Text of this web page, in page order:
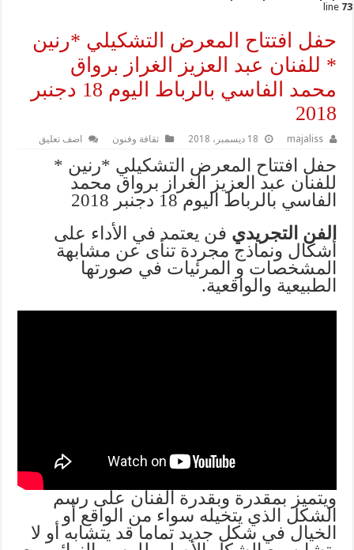
line 73
حفل افتتاح المعرض التشكيلي *رنين
* للفنان عبد العزيز الغراز برواق
محمد الفاسي بالرباط اليوم 18 دجنبر
2018
majaliss 18 ديسمبر، 2018 ثقافة وفنون اضف تعليق
حفل افتتاح المعرض التشكيلي *رنين *
للفنان عبد العزيز الغراز برواق محمد
الفاسي بالرباط اليوم 18 دجنبر 2018
الفن التجريدي فن يعتمد في الأداء على
أشكال ونماذج مجردة تنأى عن مشابهة
المشخصات و المرئيات في صورتها
الطبيعية والواقعية.
ويتميز بمقدرة وبقدرة الفنان على رسم
الشكل الذي يتخيله سواء من الواقع أو
الخيال في شكل جديد تماما قد يتشابه أو لا